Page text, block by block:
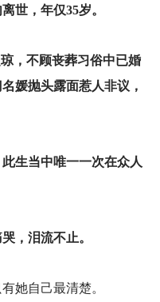
世，年仅35岁。
，不顾丧葬习俗中已婚
媛抛头露面惹人非议，
生当中唯一一次在众人
，泪流不止。
她自己最清楚。